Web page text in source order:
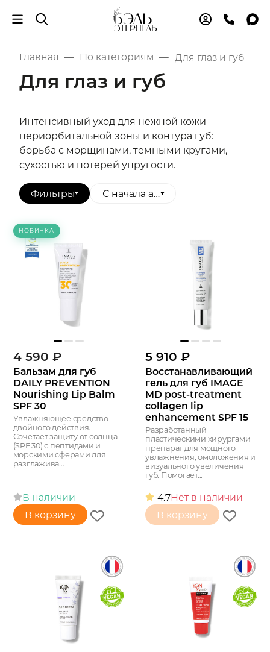
Главная По категориям Для глаз и губ
Для глаз и губ
Интенсивный уход для нежной кожи
периорбитальной зоны и контура губ:
борьба с морщинами, темными кругами,
сухостью и потерей упругости.
Фильтры С начала алфавита
НОВИНКА
4 590 ₽
Бальзам для губ
DAILY PREVENTION
Nourishing Lip Balm
SPF 30
Увлажняющее средство
двойного действия.
Сочетает защиту от солнца
(SPF 30) с пептидами и
морскими сферами для
разглажива...
В наличии
В корзину
5 910 ₽
Восстанавливающий
гель для губ IMAGE
MD post-treatment
collagen lip
enhancement SPF 15
Разработанный
пластическими хирургами
препарат для мощного
увлажнения, омоложения и
визуального увеличения
губ. Помогает...
4.7Нет в наличии
В корзину